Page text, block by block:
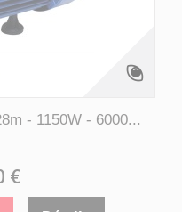
- 1150W - 6000...
€